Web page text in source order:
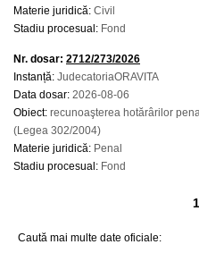
Materie juridică: Civil
Stadiu procesual: Fond
Nr. dosar: 2712/273/2026
Instanță: JudecatoriaORAVITA
Data dosar: 2026-08-06
Obiect: recunoaşterea hotărârilor
(Legea 302/2004)
Materie juridică: Penal
Stadiu procesual: Fond
Caută mai multe date oficiale: